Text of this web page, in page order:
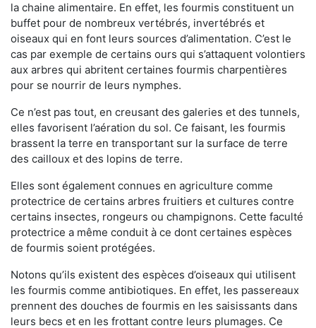
la chaine alimentaire. En effet, les fourmis constituent un
buffet pour de nombreux vertébrés, invertébrés et
oiseaux qui en font leurs sources d’alimentation. C’est le
cas par exemple de certains ours qui s’attaquent volontiers
aux arbres qui abritent certaines fourmis charpentières
pour se nourrir de leurs nymphes.
Ce n’est pas tout, en creusant des galeries et des tunnels,
elles favorisent l’aération du sol. Ce faisant, les fourmis
brassent la terre en transportant sur la surface de terre
des cailloux et des lopins de terre.
Elles sont également connues en agriculture comme
protectrice de certains arbres fruitiers et cultures contre
certains insectes, rongeurs ou champignons. Cette faculté
protectrice a même conduit à ce dont certaines espèces
de fourmis soient protégées.
Notons qu’ils existent des espèces d’oiseaux qui utilisent
les fourmis comme antibiotiques. En effet, les passereaux
prennent des douches de fourmis en les saisissants dans
leurs becs et en les frottant contre leurs plumages. Ce